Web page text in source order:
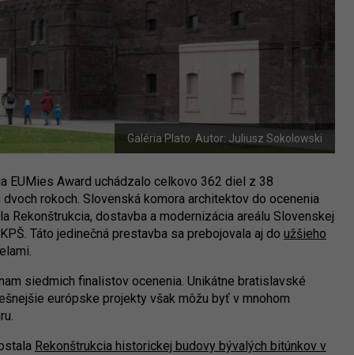
Galéria Plato. Autor: Juliusz Sokolowski
EUMies Award uchádzalo celkovo 362 diel z 38
rokoch. Slovenská komora architektov do ocenenia
Rekonštrukcia, dostavba a modernizácia areálu Slovenskej
Táto jedinečná prestavba sa prebojovala aj do užšieho
siedmich finalistov ocenenia. Unikátne bratislavské
európske projekty však môžu byť v mnohom
Rekonštrukcia historickej budovy bývalých bitúnkov v